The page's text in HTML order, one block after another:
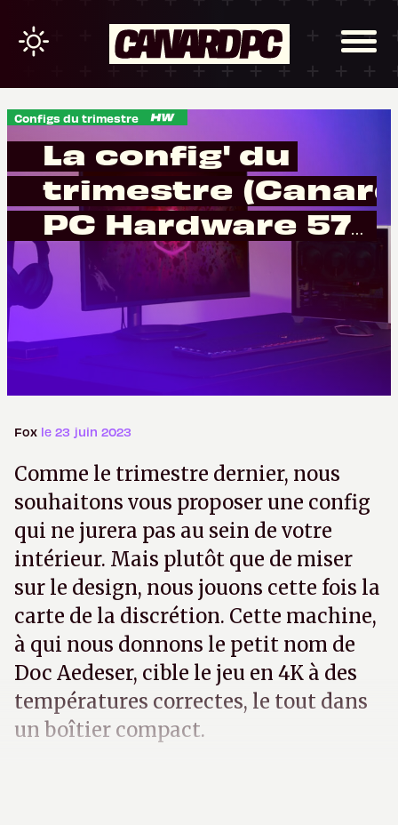
Configs du trimestre
La config' du
trimestre
PC Hardware 57) :
cache ta machine
Doc' !
Fox le 23 juin 2023
Comme le trimestre dernier, nous
souhaitons vous proposer une config
qui ne jurera pas au sein de votre
intérieur. Mais plutôt que de miser
sur le design, nous jouons cette fois la
carte de la discrétion. Cette machine,
à qui nous donnons le petit nom de
Doc Aedeser, cible le jeu en 4K à des
températures correctes, le tout dans
un boîtier compact.